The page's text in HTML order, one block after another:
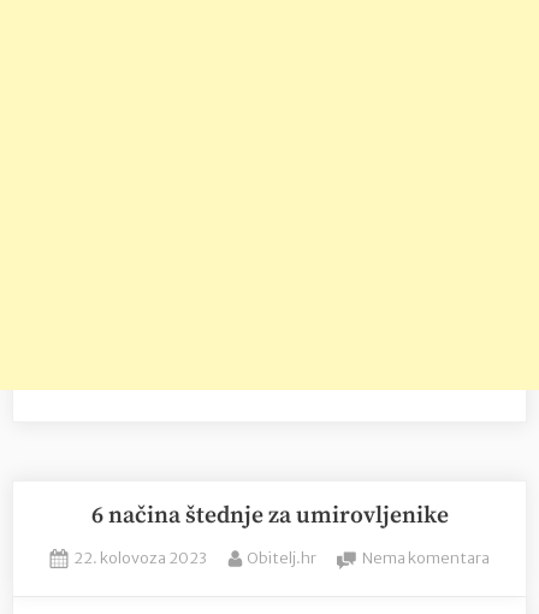
6 načina štednje za umirovljenike
Posted
22. kolovoza 2023 By
Obitelj.hr Nema komentarana